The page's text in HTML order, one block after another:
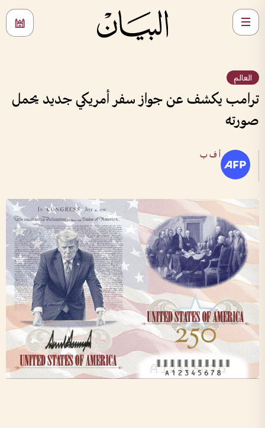
العالم
ترامب يكشف عن جواز سفر أمريكي جديد يحمل
صورته
أ ف ب